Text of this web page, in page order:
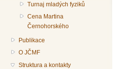
Turnaj mladých fyziků
Cena Martina
Černohorského
Publikace
O JČMF
Struktura a kontakty